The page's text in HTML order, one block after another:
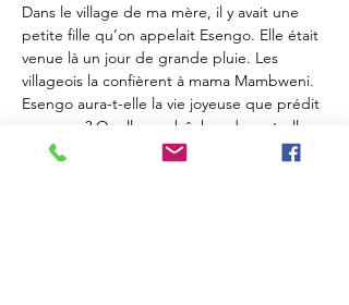
Dans le village de ma mère, il y avait une
petite fille qu’on appelait Esengo. Elle était
venue là un jour de grande pluie. Les
villageois la confièrent à mama Mambweni.
Esengo aura-t-elle la vie joyeuse que prédit
son nom ? Quelles embûches devra-t-elle
contourner ? Quels dangers devra-telle